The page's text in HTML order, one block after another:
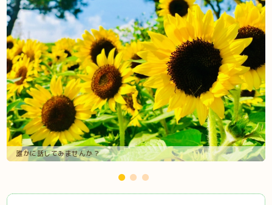
誰かに話してみませんか？